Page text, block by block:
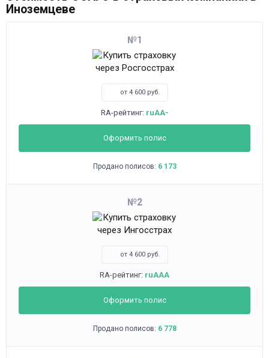
Иноземцеве
1
от 4 600 руб.
RA-рейтинг: ruAA-
Оформить полис
Продано полисов: 6 173
2
от 4 600 руб.
RA-рейтинг: ruAAA
Оформить полис
Продано полисов: 6 778